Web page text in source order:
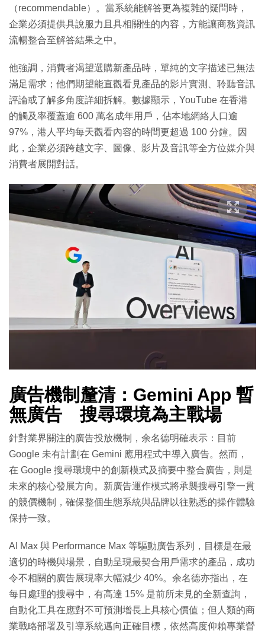
（recommendable）。當系統能解答更為複雜的疑問時，
企業必須提供具說服力且具相關性的內容，方能讓商務資訊
流暢整合至解答結果之中。
他強調，消費者渴望選購新產品時，單純的文字描述已無法
滿足需求；他們期望能直觀看見產品的影片實測、聆聽音訊
評論或了解多角度詳細拆解。數據顯示，YouTube 在香港
的觸及率覆蓋逾 600 萬名成年用戶，佔本地網絡人口逾
97%，港人平均每天觀看內容的時間更超過 100 分鐘。因
此，企業必須跨越文字、圖像、影片及音訊等全方位媒介與
消費者展開對話。
廣告機制釐清：Gemini App 暫
無廣告 搜尋環境為主戰場
針對業界關注的廣告投放機制，余名德明確表示：目前
Google 未有計劃在 Gemini 應用程式中導入廣告。然而，
在 Google 搜尋環境中的創新模式及摘要中整合廣告，則是
未來的核心發展方向。新廣告運作模式將承襲搜尋引擎一貫
的競價機制，確保整個生態系統與品牌以往熟悉的操作體驗
保持一致。
AI Max 與 Performance Max 等驅動廣告系列，目標是在最
適切的時機與場景，自動呈現最契合用戶需求的產品，成功
令不相關的廣告展現率大幅減少 40%。余名德亦指出，在
每日處理的搜尋中，有高達 15% 是前所未見的全新查詢，
自動化工具在應對不可預測增長上具核心價值；但人類的商
業戰略部署及引導系統邁向正確目標，依然高度仰賴專業營